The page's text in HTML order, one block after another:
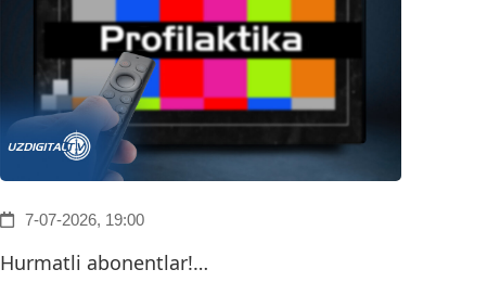
7-07-2026, 19:00
Hurmatli abonentlar!…